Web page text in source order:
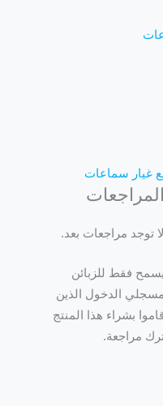
غيار سماعات
المراجعات
لا توجد مراجعات بعد.
يسمح فقط للزبائن
مسجلي الدخول الذين
قاموا بشراء هذا المنتج
مراجعة.